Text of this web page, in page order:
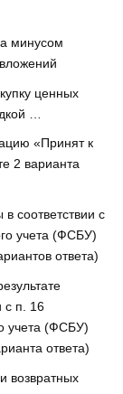
минусом
ценных
…
«Принят к
2 варианта
соответствии с
учета (ФСБУ)
ответа)
с п. 16
учета (ФСБУ)
ответа)
возвратных